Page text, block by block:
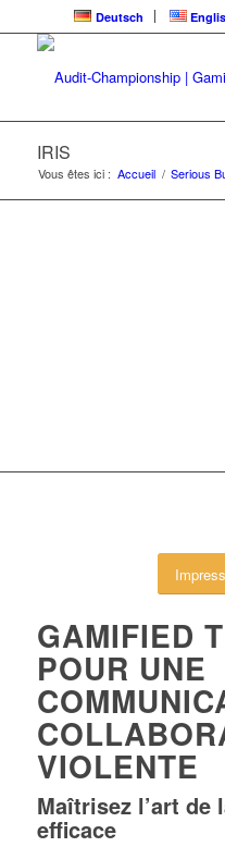
Deutsch
IRIS
Vous êtes ici : Accueil / Serious
collaborative non
GAMIFIED
POUR UNE
VIOLENTE
Maîtrisez l’art de
efficace